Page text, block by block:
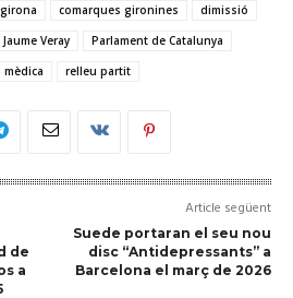
comarques gironines
dimissió
Jaume Veray
Parlament de Catalunya
mèdica relleu partit
de
a
Article següent
Suede portaran el seu nou
disc “Antidepressants” a
Barcelona el març de 2026